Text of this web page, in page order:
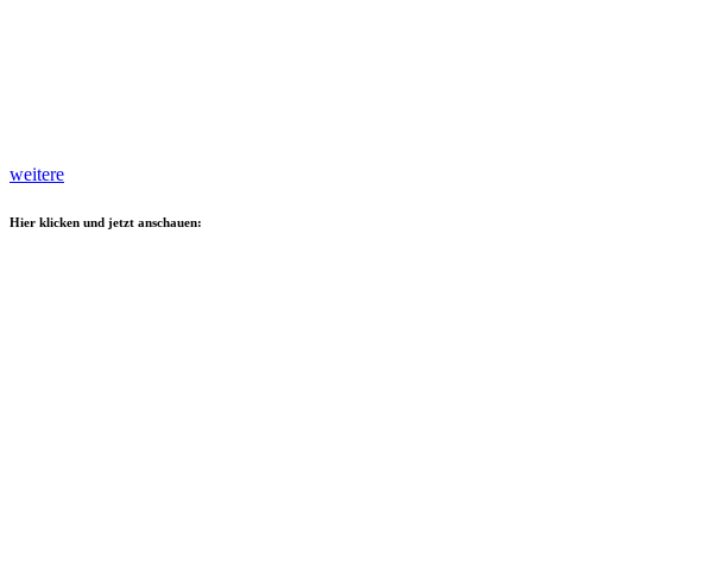
weitere
Hier klicken und jetzt anschauen: